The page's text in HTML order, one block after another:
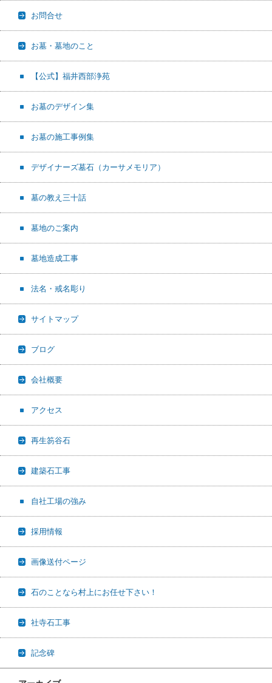
お問合せ
お墓・墓地のこと
【公式】福井西部浄苑
お墓のデザイン集
お墓の施工事例集
デザイナーズ墓石（カーサメモリア）
墓の教え三十話
墓地のご案内
墓地造成工事
法名・戒名彫り
サイトマップ
ブログ
会社概要
アクセス
再生笏谷石
建築石工事
自社工場の強み
採用情報
画像送付ページ
石のことなら村上にお任せ下さい！
社寺石工事
記念碑